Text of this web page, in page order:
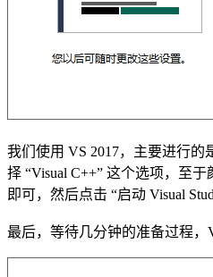
我们使用 VS 2017，主要进行的
择 “Visual C++” 这个选项，至
即可，然后点击 “启动 Visual
最后，等待几分钟的准备过程，